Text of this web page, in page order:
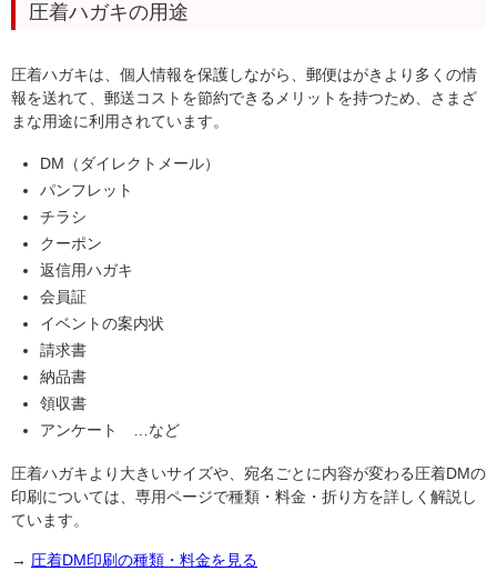
圧着ハガキの用途
圧着ハガキは、個人情報を保護しながら、郵便はがきより多くの情
報を送れて、郵送コストを節約できるメリットを持つため、さまざ
まな用途に利用されています。
DM（ダイレクトメール）
パンフレット
チラシ
クーポン
返信用ハガキ
会員証
イベントの案内状
請求書
納品書
領収書
アンケート …など
圧着ハガキより大きいサイズや、宛名ごとに内容が変わる圧着DMの
印刷については、専用ページで種類・料金・折り方を詳しく解説し
ています。
→ 圧着DM印刷の種類・料金を見る